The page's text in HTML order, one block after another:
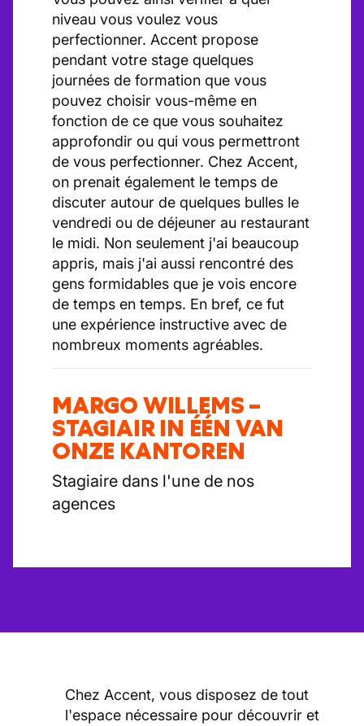
MARGO WILLEMS –
STAGIAIR IN ÉÉN VAN
ONZE KANTOREN
Stagiaire dans l'une de nos
agences
niveau vous voulez vous
perfectionner. Accent propose
pendant votre stage quelques
journées de formation que vous
pouvez choisir vous-même en
fonction de ce que vous souhaitez
approfondir ou qui vous permettront
de vous perfectionner. Chez Accent,
on prenait également le temps de
discuter autour de quelques bulles le
vendredi ou de déjeuner au restaurant
le midi. Non seulement j'ai beaucoup
appris, mais j'ai aussi rencontré des
gens formidables que je vois encore
de temps en temps. En bref, ce fut
une expérience instructive avec de
nombreux moments agréables.
Chez Accent, vous disposez de tout
l'espace nécessaire pour découvrir et